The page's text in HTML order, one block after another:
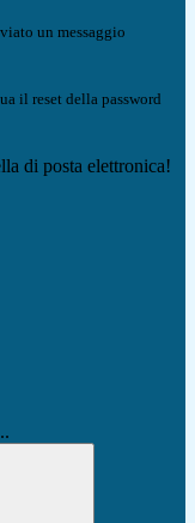
un messaggio
il reset della password
di posta elettronica!